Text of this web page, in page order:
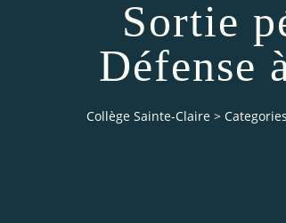
Sortie
Défense
Collège Sainte-Claire > Categories